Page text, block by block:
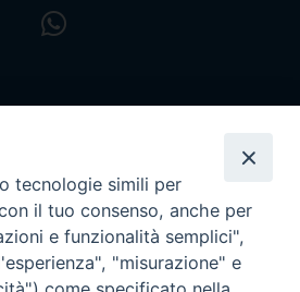
tecnologie simili per
il tuo consenso, anche per
e funzionalità semplici",
"misurazione" e